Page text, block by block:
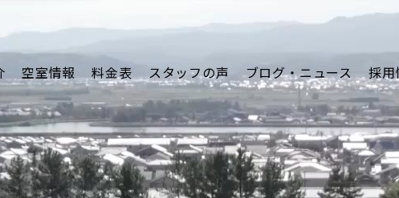
空室情報 料金表 スタッフの声 ブログ・ニュース
採